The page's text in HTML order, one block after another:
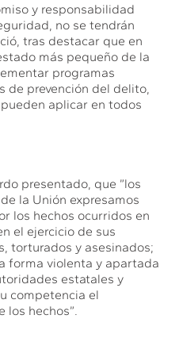
y responsabilidad
no se tendrán
tras destacar que en
más pequeño de la
programas
de prevención del delito,
aplicar en todos
presentado, que ”los
la Unión expresamos
los hechos ocurridos en
el ejercicio de sus
torturados y asesinados;
forma violenta y apartada
estatales y
competencia el
los hechos”.